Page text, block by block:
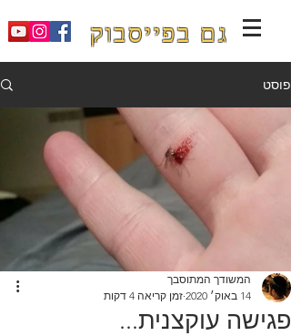
גם בפייסבוק
פוסט
פגישה עוקצנית...
המשודך המתוסבך
14 באוק׳ 2020
זמן קריאה 4 דקות